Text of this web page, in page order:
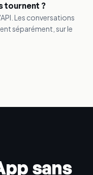
tournent ?
Les conversations
séparément, sur le
sans